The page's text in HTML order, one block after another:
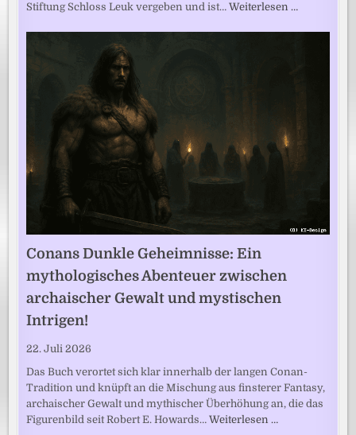
Stiftung Schloss Leuk vergeben und ist…Weiterlesen …
Conans Dunkle Geheimnisse: Ein
mythologisches Abenteuer zwischen
archaischer Gewalt und mystischen
Intrigen!
22. Juli 2026
Das Buch verortet sich klar innerhalb der langen Conan-
Tradition und knüpft an die Mischung aus finsterer Fantasy,
archaischer Gewalt und mythischer Überhöhung an, die das
Figurenbild seit Robert E. Howards…Weiterlesen …